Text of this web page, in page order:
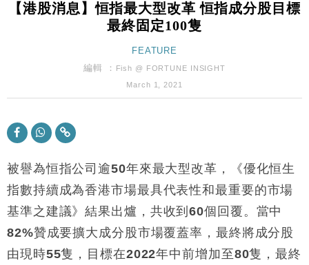
10:57
財經｜美商務部擬擴大金屬關稅範圍 14類產品或加徵
本地｜新世界K11 9月升級會員制度 增鉑金卡級別鎖
定高消費客群
財經｜日本春季三度入市撐日圓 4月單日斥6.28萬億
日圓干預創新高
11:12
張
司
11:30
財經｜精星香港夥菜鳥拓全球智慧倉儲市場 加快海外
東京半島
13:12
國際｜特朗普赴洛杉磯高球場活動前 男子攜槍彈被捕
【港股消息】恒指最大型改革 恒指成分股目標
最終固定100隻
FEATURE
編輯 ：
Fish @ FORTUNE INSIGHT
March 1, 2021
被譽為恒指公司逾50年來最大型改革，《優化恒生
指數持續成為香港市場最具代表性和最重要的市場
基準之建議》結果出爐，共收到60個回覆。當中
82%贊成要擴大成分股市場覆蓋率，最終將成分股
由現時55隻，目標在2022年中前增加至80隻，最終